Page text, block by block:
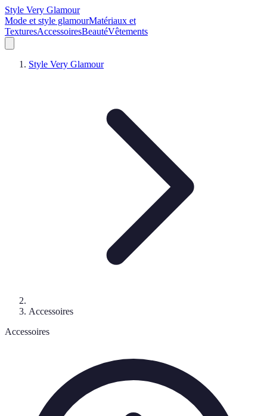
Style Very Glamour
Mode et style glamourMatériaux et
TexturesAccessoiresBeautéVêtements
Style Very Glamour
Accessoires
Accessoires